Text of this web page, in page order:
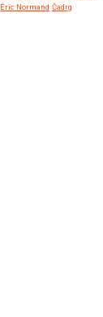
Éric Normand Čadrg